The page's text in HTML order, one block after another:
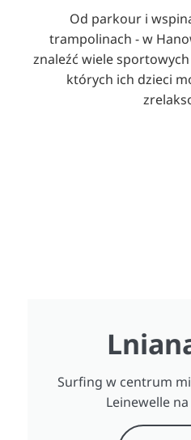
Od parkour i
trampolinach - w
znaleźć wiele
których ich dzieci
Surfing w centrum
Leinewelle